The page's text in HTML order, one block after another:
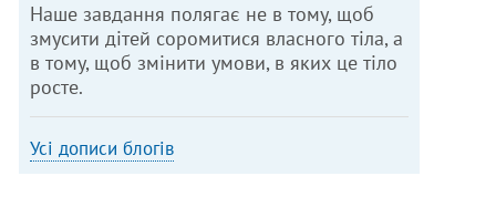
Наше завдання полягає не в тому, щоб
змусити дітей соромитися власного тіла, а
в тому, щоб змінити умови, в яких це тіло
росте.
Усі дописи блогів